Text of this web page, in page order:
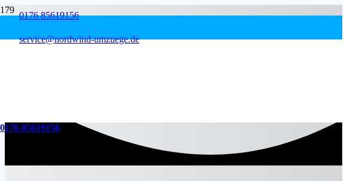
0176 85619156
service@nordwind-umzuege.de
0176 85619156